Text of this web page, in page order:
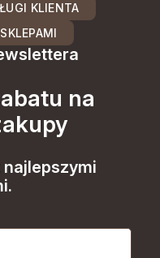
KLIENTA
na
najlepszymi